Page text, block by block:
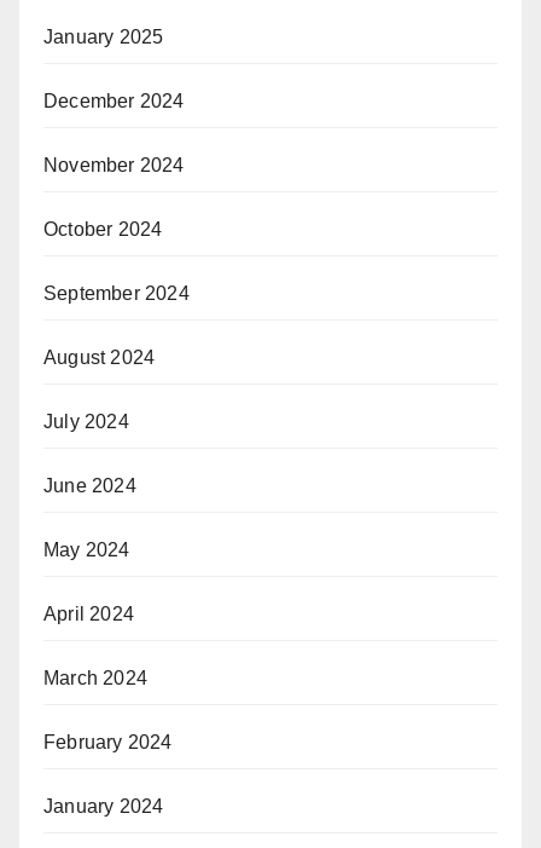
January 2025
December 2024
November 2024
October 2024
September 2024
August 2024
July 2024
June 2024
May 2024
April 2024
March 2024
February 2024
January 2024